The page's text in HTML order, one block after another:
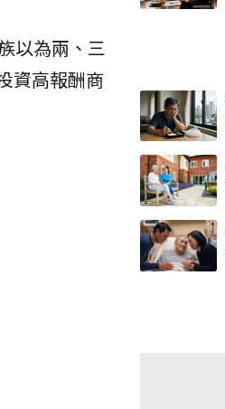
以為兩、三
資高報酬商